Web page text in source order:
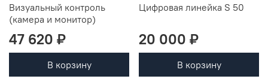
Визуальный контроль
(камера и монитор)
47 620 ₽
В корзину
Цифровая линейка S 50
20 000 ₽
В корзину